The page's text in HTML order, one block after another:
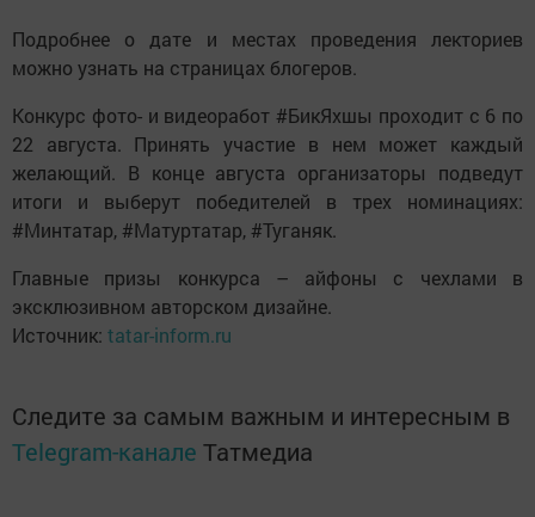
Подробнее о дате и местах проведения лекториев
можно узнать на страницах блогеров.
Конкурс фото- и видеоработ #БикЯхшы проходит с 6 по
22 августа. Принять участие в нем может каждый
желающий. В конце августа организаторы подведут
итоги и выберут победителей в трех номинациях:
#Минтатар, #Матуртатар, #Туганяк.
Главные призы конкурса – айфоны с чехлами в
эксклюзивном авторском дизайне.
Источник: tatar-inform.ru
Следите за самым важным и интересным в
Telegram-канале Татмедиа